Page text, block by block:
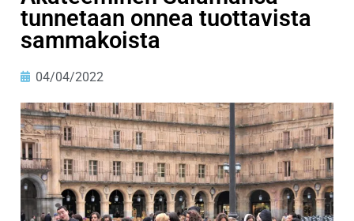
tunnetaan onnea tuottavista
sammakoista
04/04/2022